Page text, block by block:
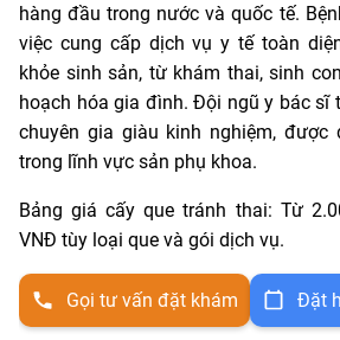
hàng đầu trong nước và quốc tế.
việc cung cấp dịch vụ y tế toàn
khỏe sinh sản, từ khám thai, sinh
hoạch hóa gia đình. Đội ngũ y bác sĩ
chuyên gia giàu kinh nghiệm, được
trong lĩnh vực sản phụ khoa.
Bảng giá cấy que tránh thai: Từ
VNĐ tùy loại que và gói dịch vụ.
Gọi tư vấn đặt khám Đặt